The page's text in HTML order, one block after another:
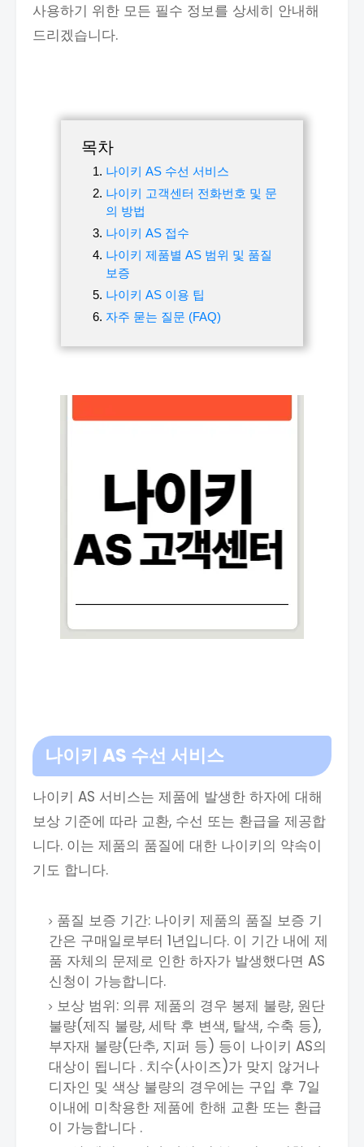
사용하기 위한 모든 필수 정보를 상세히 안내해
드리겠습니다.
목차
나이키 AS 수선 서비스
나이키 고객센터 전화번호 및 문
의 방법
나이키 AS 접수
나이키 제품별 AS 범위 및 품질
보증
나이키 AS 이용 팁
자주 묻는 질문 (FAQ)
나이키 AS 수선 서비스
나이키 AS 서비스는 제품에 발생한 하자에 대해
보상 기준에 따라 교환, 수선 또는 환급을 제공합
니다. 이는 제품의 품질에 대한 나이키의 약속이
기도 합니다.
품질 보증 기간: 나이키 제품의 품질 보증 기
간은 구매일로부터 1년입니다. 이 기간 내에 제
품 자체의 문제로 인한 하자가 발생했다면 AS
신청이 가능합니다.
보상 범위: 의류 제품의 경우 봉제 불량, 원단
불량(제직 불량, 세탁 후 변색, 탈색, 수축 등),
부자재 불량(단추, 지퍼 등) 등이 나이키 AS의
대상이 됩니다 . 치수(사이즈)가 맞지 않거나
디자인 및 색상 불량의 경우에는 구입 후 7일
이내에 미착용한 제품에 한해 교환 또는 환급
이 가능합니다 .